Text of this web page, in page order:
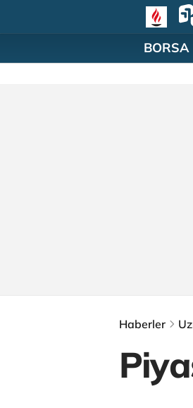
BORSA
Haberler